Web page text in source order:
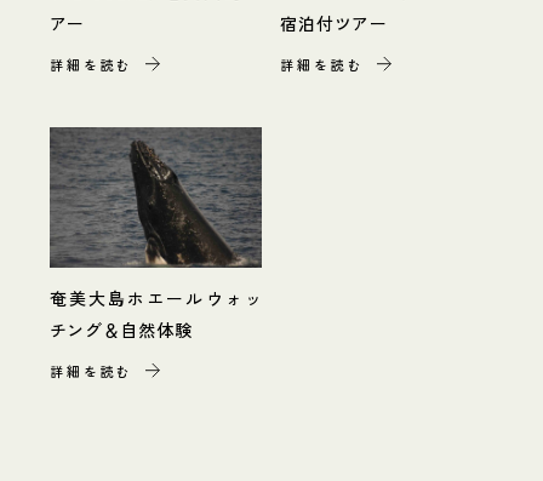
アー
詳細を読む
宿泊付ツアー
詳細を読む
奄美大島ホエールウォッ
チング＆自然体験
詳細を読む